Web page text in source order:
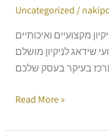
Uncategorized /
מקצועיים ואיכותיים
שידאג לניקיון מושלם
Read More »